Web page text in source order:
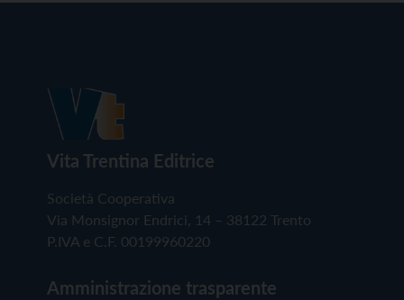
Vita Trentina Editrice
Società Cooperativa
Via Monsignor Endrici, 14 – 38122 Trento
P.IVA e C.F. 00199960220
Amministrazione trasparente